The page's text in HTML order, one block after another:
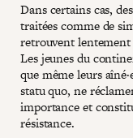
Dans certains cas,
traitées comme de
retrouvent
Les jeunes du
que même leurs
statu quo, ne
importance et
résistance.